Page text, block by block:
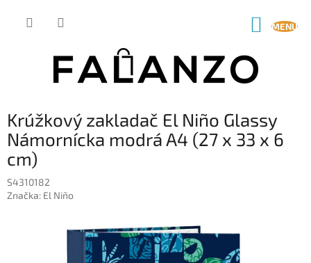
Krúžkový zakladač El Niño Glassy
Námornícka modrá A4 (27 x 33 x 6
cm)
S4310182
Značka: El Niño